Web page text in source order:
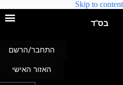
Skip to content
בס"ד
התחבר/הרשם
האזור האישי